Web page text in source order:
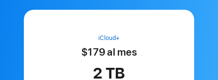
iCloud+
$179al mesal
2 TB